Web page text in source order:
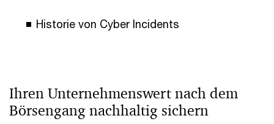
Historie von Cyber Incidents
Ihren Unternehmenswert nach dem
Börsengang nachhaltig sichern